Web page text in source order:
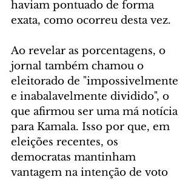
haviam pontuado de forma
exata, como ocorreu desta vez.
Ao revelar as porcentagens, o
jornal também chamou o
eleitorado de "impossivelmente
e inabalavelmente dividido", o
que afirmou ser uma má notícia
para Kamala. Isso por que, em
eleições recentes, os
democratas mantinham
vantagem na intenção de voto